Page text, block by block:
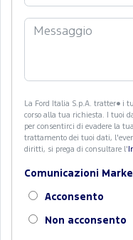
La Ford Italia S.p.A. tratter� i
corso alla tua richiesta. I tuoi
per consentirci di evadere la tua richiesta. Per
trattamento dei tuoi dati,
diritti, si prega di consultare l'
Comunicazioni
Acconsento
Non acconsento